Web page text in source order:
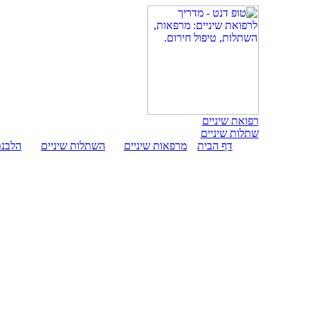
רפואת שיניים
שתלות שיניים
דף הבית
מרפאות שיניים השתלות שיניים